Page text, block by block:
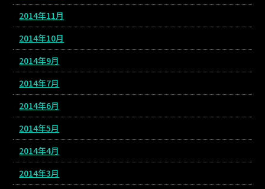
2014年11月
2014年10月
2014年9月
2014年7月
2014年6月
2014年5月
2014年4月
2014年3月